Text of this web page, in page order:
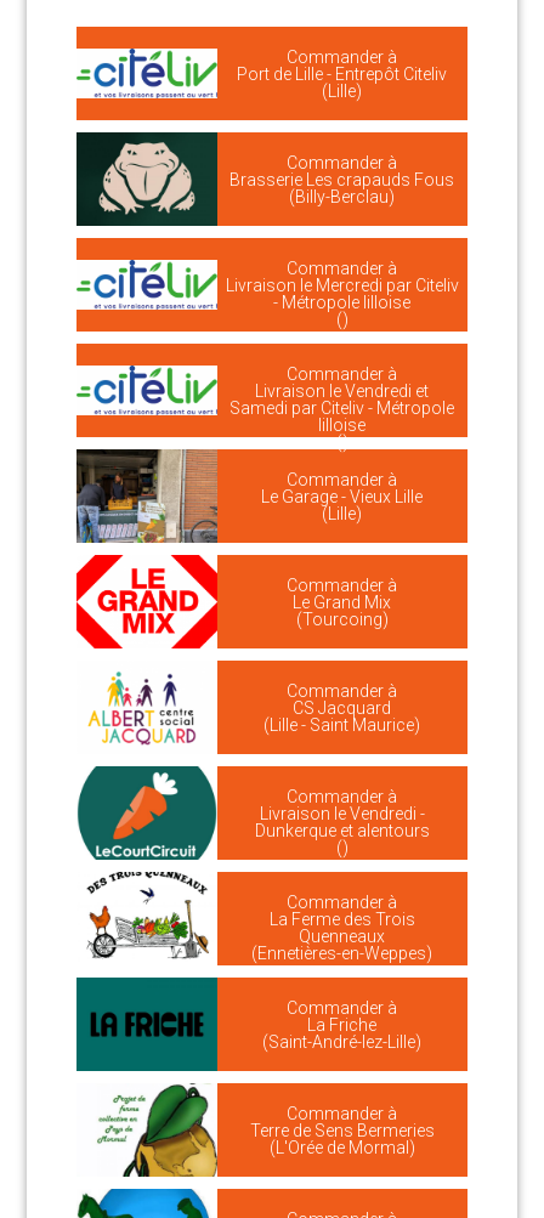
Commander à
Port de Lille - Entrepôt Citeliv
(Lille)
Commander à
Brasserie Les crapauds Fous
(Billy-Berclau)
Commander à
Livraison le Mercredi par Citeliv
- Métropole lilloise
()
Commander à
Livraison le Vendredi et
Samedi par Citeliv - Métropole
lilloise
()
Commander à
Le Garage - Vieux Lille
(Lille)
Commander à
Le Grand Mix
(Tourcoing)
Commander à
CS Jacquard
(Lille - Saint Maurice)
Commander à
Livraison le Vendredi -
Dunkerque et alentours
()
Commander à
La Ferme des Trois
Quenneaux
(Ennetières-en-Weppes)
Commander à
La Friche
(Saint-André-lez-Lille)
Commander à
Terre de Sens Bermeries
(L'Orée de Mormal)